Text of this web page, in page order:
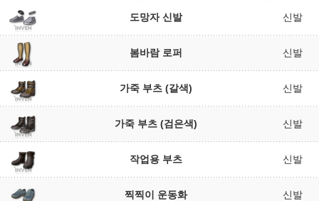
도망자 신발 신발
봄바람 로퍼 신발
가죽 부츠 (갈색) 신발
가죽 부츠 (검은색) 신발
작업용 부츠 신발
찍찍이 운동화 신발